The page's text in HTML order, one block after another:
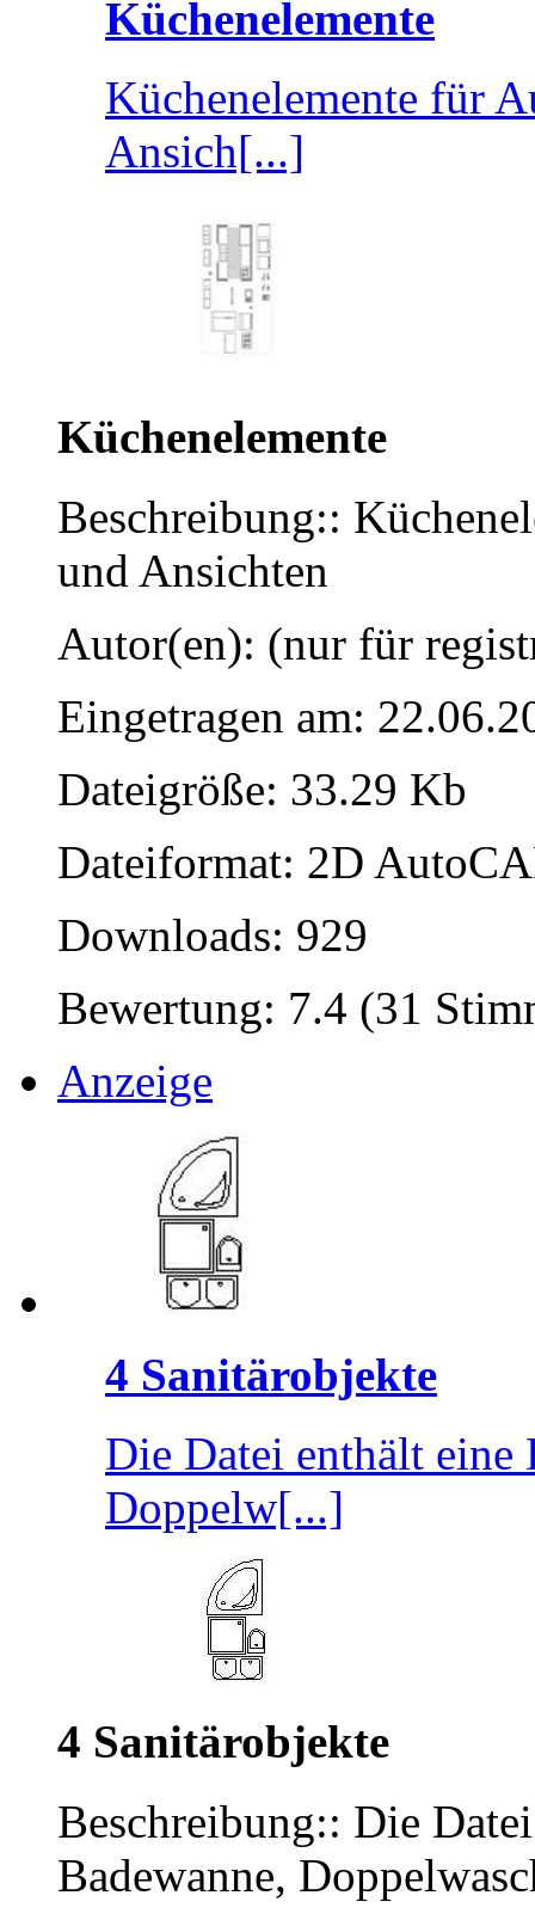
Küchenelemente
Küchenelemente für
Ansich[...]
Küchenelemente
Beschreibung::
und Ansichten
Autor(en): (nur für
Eingetragen am:
Dateigröße: 33.29 Kb
Dateiformat: 2D
Downloads: 929
Bewertung: 7.4 (31
Anzeige
4 Sanitärobjekte
Die Datei enthält eine
Doppelw[...]
4 Sanitärobjekte
Beschreibung:: Die
Badewanne,